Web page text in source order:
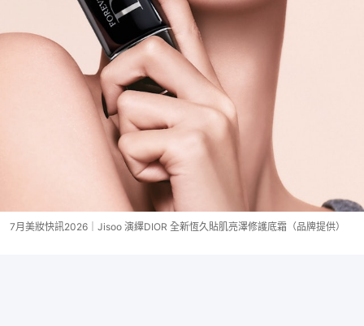
7月美妝快訊2026｜Jisoo 演繹DIOR 全新恆久貼肌亮澤修護底霜（品牌提供）